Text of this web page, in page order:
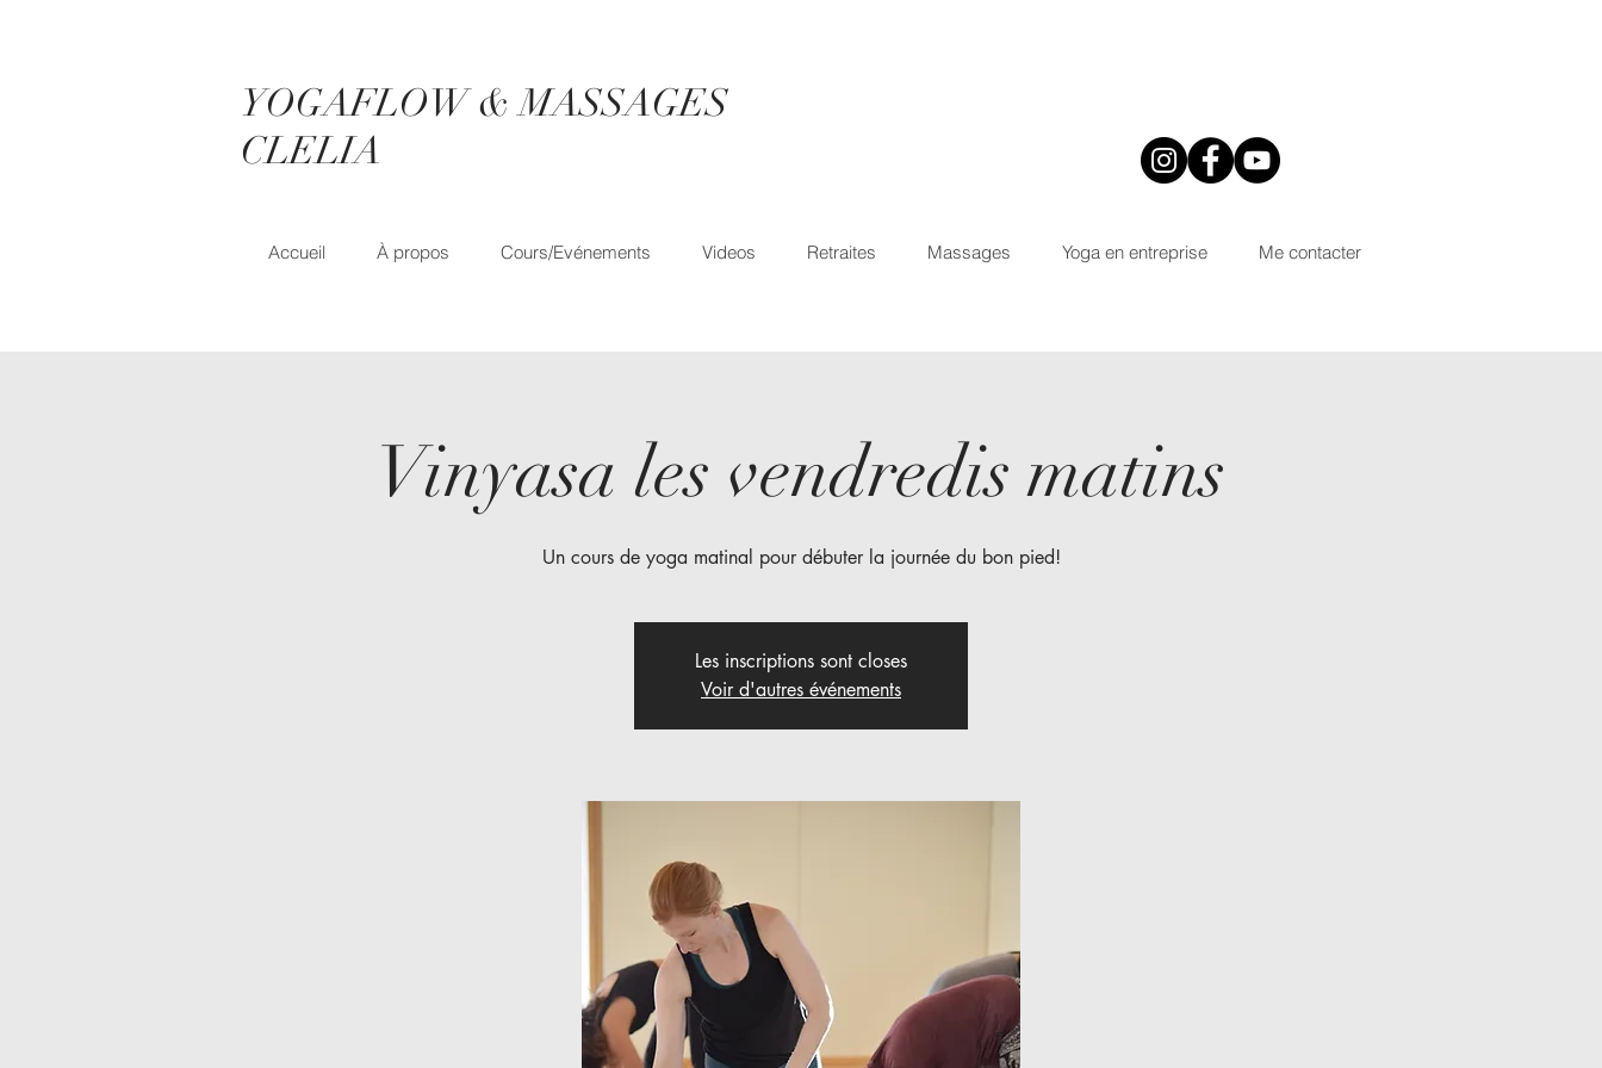
YOGAFLOW & MASSAGES
CLELIA
Accueil À propos Cours/Evénements Videos Retraites Massages Yoga en entreprise Me contacter
Vinyasa les vendredis matins
Un cours de yoga matinal pour débuter la journée du bon pied!
Les inscriptions sont closes
Voir d'autres événements